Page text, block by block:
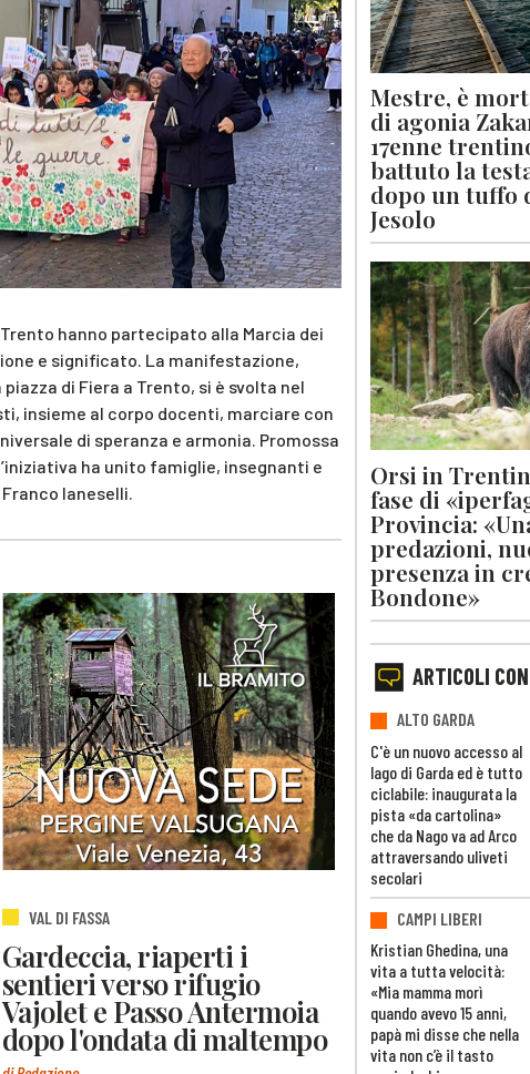
hanno partecipato alla Marcia dei
e significato. La manifestazione,
di Fiera a Trento, si è svolta nel
insieme al corpo docenti, marciare con
di speranza e armonia. Promossa
ha unito famiglie, insegnanti e
Ianeselli.
VAL DI FASSA
Gardeccia, riaperti i
sentieri verso rifugio
Vajolet e Passo Antermoia
dopo l'ondata di maltempo
Mestre, è
di agonia
17enne
battuto la
dopo un tuffo
Jesolo
Orsi in
fase di
Provincia:
predazioni,
presenza in
Bondone»
ARTICOLI
ALTO GARDA
C'è un nuovo accesso al
lago di Garda ed è tutto
ciclabile: inaugurata la
pista «da cartolina»
che da Nago va ad Arco
attraversando uliveti
secolari
CAMPI LIBERI
Kristian Ghedina, una
vita a tutta velocità:
«Mia mamma morì
quando avevo 15 anni,
papà mi disse che nella
vita non c’è il tasto